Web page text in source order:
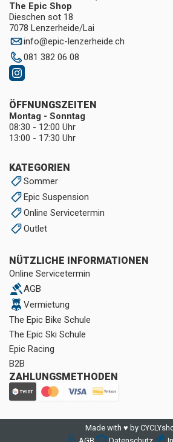
The Epic Shop
Dieschen sot 18
7078 Lenzerheide/Lai
info@epic-lenzerheide.ch
081 382 06 08
KATEGORIEN
Sommer
Epic Suspension
Online Servicetermin
Outlet
NÜTZLICHE INFORMATIONEN
Online Servicetermin
AGB
Vermietung
The Epic Bike Schule
The Epic Ski Schule
Epic Racing
B2B
ZAHLUNGSMETHODEN
ÖFFNUNGSZEITEN
Montag - Sonntag
08:30 - 12:00 Uhr
13:00 - 17:30 Uhr
Made with ♥ by
AGB
Datenschutz